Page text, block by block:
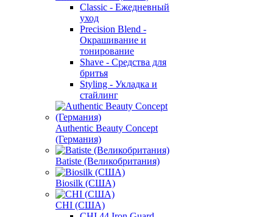
Classic - Ежедневный
уход
Precision Blend -
Окрашивание и
тонирование
Shave - Средства для
бритья
Styling - Укладка и
стайлинг
Authentic Beauty Concept
(Германия)
Batiste (Великобритания)
Biosilk (США)
CHI (США)